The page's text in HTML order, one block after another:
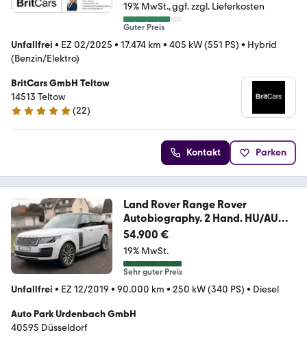
19% MwSt. ggf. zzgl. Lieferkosten
Guter Preis
Unfallfrei • EZ 02/2025 • 17.474 km • 405 kW (551 PS) • Hybrid
(Benzin/Elektro)
BritCars GmbH Teltow
14513 Teltow
5 Sterne
(22)
Kontakt Parken
Land Rover Range Rover
Autobiography. 2 Hand. HU/AU
Neu
54.900 €
19% MwSt.
Sehr guter Preis
Unfallfrei • EZ 12/2019 • 90.000 km • 250 kW (340 PS) • Diesel
Auto Park Urdenbach GmbH
40595 Düsseldorf